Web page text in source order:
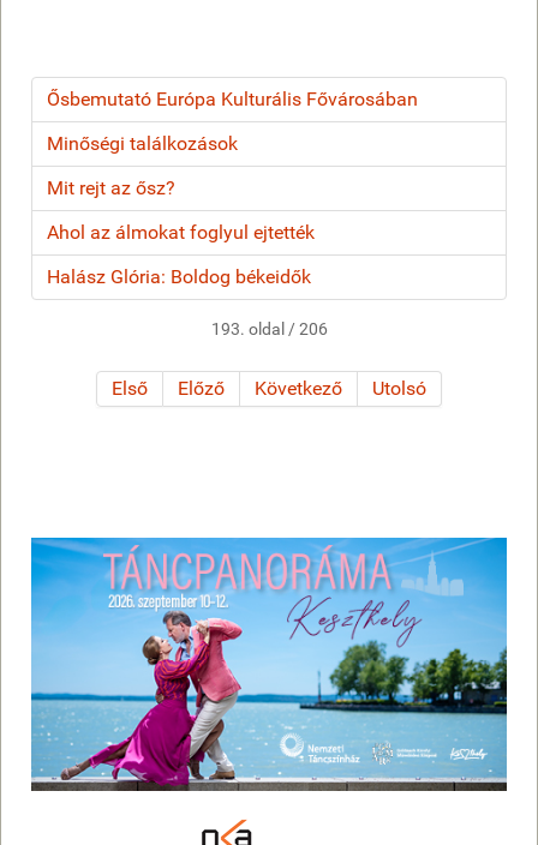
Ősbemutató Európa Kulturális Fővárosában
Minőségi találkozások
Mit rejt az ősz?
Ahol az álmokat foglyul ejtették
Halász Glória: Boldog békeidők
193. oldal / 206
Első Előző Következő Utolsó